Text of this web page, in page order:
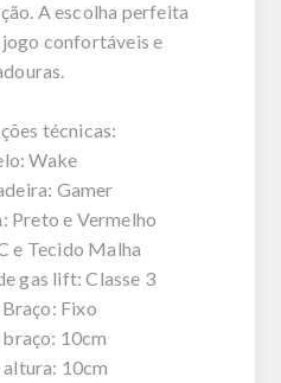
A escolha perfeita
jogo confortáveis e
técnicas:
Wake
Gamer
Preto e Vermelho
e Tecido Malha
gas lift: Classe 3
Fixo
10cm
10cm